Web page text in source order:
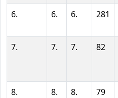
6. 6. 6. 281
7. 7. 7. 82
8. 8. 8. 79